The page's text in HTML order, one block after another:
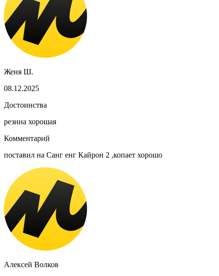
Женя Ш.
08.12.2025
Достоинства
резина хорошая
Комментарий
поставил на Санг енг Кайрон 2 ,копает хорошо
Алексей Волков